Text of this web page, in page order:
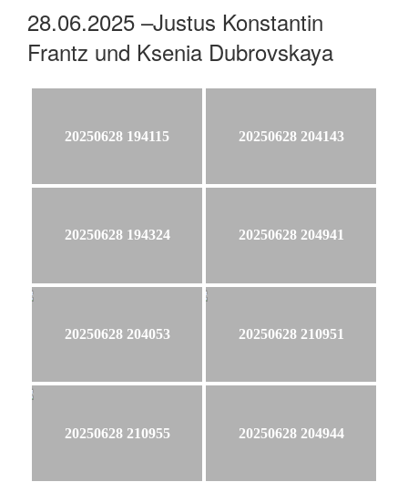
28.06.2025 –Justus Konstantin
Frantz und Ksenia Dubrovskaya
20250628 194115 20250628 204143
20250628 194324 20250628 204941
20250628 204053 20250628 210951
20250628 210955 20250628 204944